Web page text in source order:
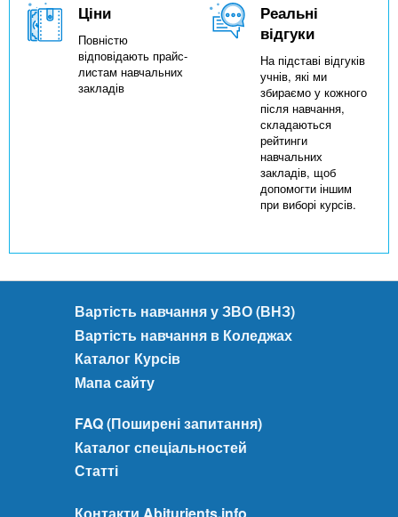
Ціни
Повністю
відповідають прайс-
листам навчальних
закладів
Реальні
відгуки
На підставі відгуків
учнів, які ми
збираємо у кожного
після навчання,
складаються
рейтинги
навчальних
закладів, щоб
допомогти іншим
при виборі курсів.
Вартість навчання у ЗВО (ВНЗ)
Вартість навчання в Коледжах
Каталог Курсів
Мапа сайту
FAQ (Поширені запитання)
Каталог спеціальностей
Статті